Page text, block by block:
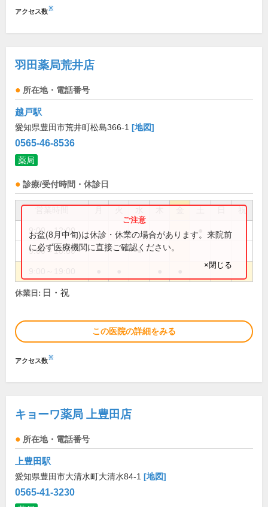
アクセス数※
羽田薬局荒井店
所在地・電話番号
越戸駅
愛知県豊田市荒井町松島366-1 [地図]
0565-46-8536
薬局
診療/受付時間・休診日
祝
9:00～12:00
9:00～18:30 ●
お盆(8月中旬)は休診・休業の場合があります。来院前
に必ず医療機関に直接ご確認ください。
×閉じる
休業日: 日・祝
この医院の詳細をみる
アクセス数※
キョーワ薬局 上豊田店
所在地・電話番号
上豊田駅
愛知県豊田市大清水町大清水84-1 [地図]
0565-41-3230